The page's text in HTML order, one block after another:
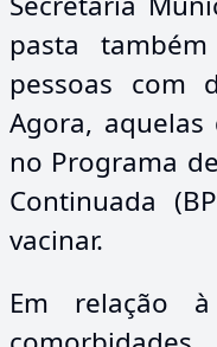
pasta
pessoas com
Agora,
no Programa
Continuada
vacinar.
Em relação